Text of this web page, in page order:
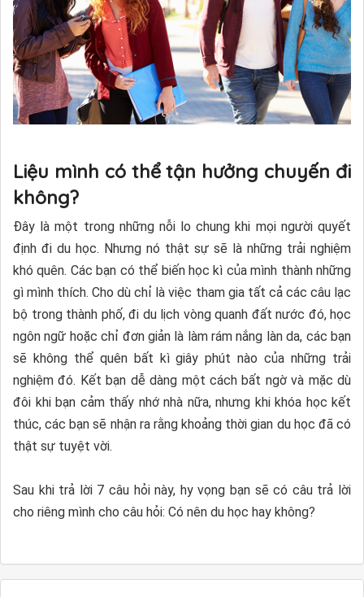
Liệu mình có thể tận hưởng chuyến đi
không?
Đây là một trong những nỗi lo chung khi mọi người quyết
định đi du học. Nhưng nó thật sự sẽ là những trải nghiệm
khó quên. Các bạn có thể biến học kì của mình thành những
gì mình thích. Cho dù chỉ là việc tham gia tất cả các câu lạc
bộ trong thành phố, đi du lịch vòng quanh đất nước đó, học
ngôn ngữ hoặc chỉ đơn giản là làm rám nắng làn da, các bạn
sẽ không thể quên bất kì giây phút nào của những trải
nghiệm đó. Kết bạn dễ dàng một cách bất ngờ và mặc dù
đôi khi bạn cảm thấy nhớ nhà nữa, nhưng khi khóa học kết
thúc, các bạn sẽ nhận ra rằng khoảng thời gian du học đã có
thật sự tuyệt vời.
Sau khi trả lời 7 câu hỏi này, hy vọng bạn sẽ có câu trả lời
cho riêng mình cho câu hỏi: Có nên du học hay không?